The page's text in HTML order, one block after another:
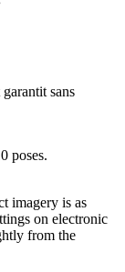
sans
poses.
imagery is as
on electronic
from the